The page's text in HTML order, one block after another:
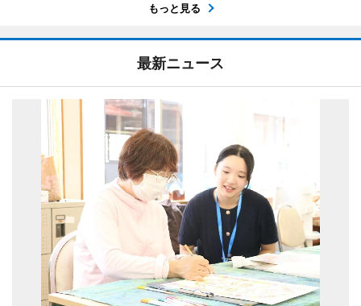
もっと見る
最新ニュース